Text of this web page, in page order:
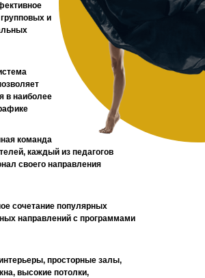
команда
каждый из педагогов
своего направления
сочетание популярных
направлений с программами
в наиболее
и
просторные залы,
высокие потолки,